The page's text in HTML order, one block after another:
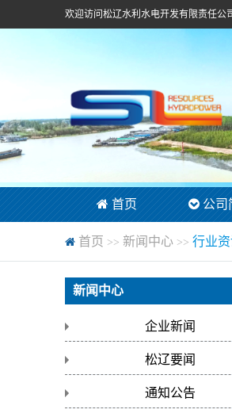
欢迎访问松辽水利水电开发有限责任公
首页 公司
首页 >> 新闻中心 >> 行业
新闻中心
企业新闻
松辽要闻
通知公告